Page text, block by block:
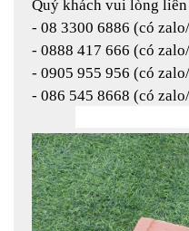
Quý khách vui lòng liên
- 08 3300 6886 (có
- 0888 417 666 (có
- 0905 955 956 (có
- 086 545 8668 (có